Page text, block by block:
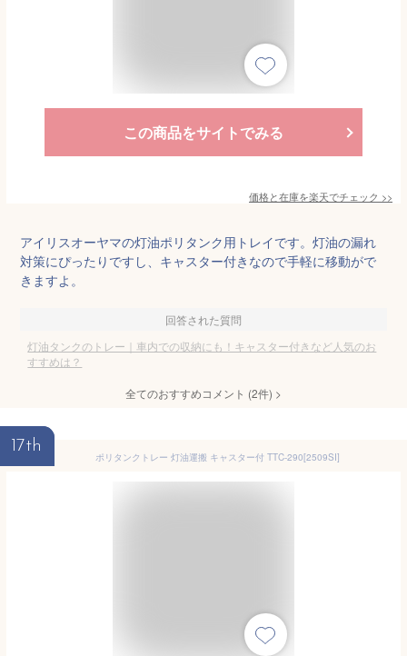
この商品をサイトでみる
価格と在庫を楽天でチェック >>
アイリスオーヤマの灯油ポリタンク用トレイです。灯油の漏れ
対策にぴったりですし、キャスター付きなので手軽に移動がで
きますよ。
回答された質問
灯油タンクのトレー｜車内での収納にも！キャスター付きなど人気のお
すすめは？
全てのおすすめコメント (2件) >
17th
ポリタンクトレー 灯油運搬 キャスター付 TTC-290[2509SI]